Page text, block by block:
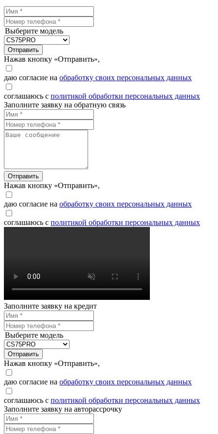
Выберите модель
Отправить
Нажав кнопку «Отправить»,
даю согласие на обработку своих персональных данных
соглашаюсь с политикой обработки персональных данных
Заполните заявку на обратную связь
Отправить
Нажав кнопку «Отправить»,
даю согласие на обработку своих персональных данных
соглашаюсь с политикой обработки персональных данных
Заполните заявку на кредит
Выберите модель
Отправить
Нажав кнопку «Отправить»,
даю согласие на обработку своих персональных данных
соглашаюсь с политикой обработки персональных данных
Заполните заявку на авторассрочку